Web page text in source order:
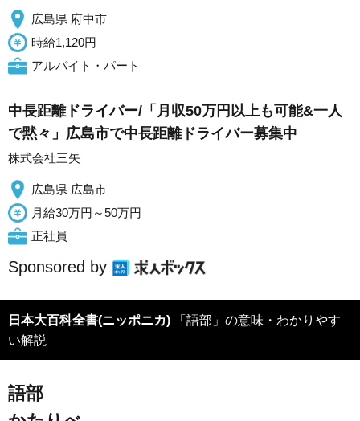
広島県 府中市
時給1,120円
アルバイト・パート
中長距離ドライバー/「月収50万円以上も可能&一人
で黙々」広島市で中長距離ドライバー募集中
株式会社三矢
広島県 広島市
月給30万円～50万円
正社員
Sponsored by
日本大百科全書(ニッポニカ)
い解説
語部